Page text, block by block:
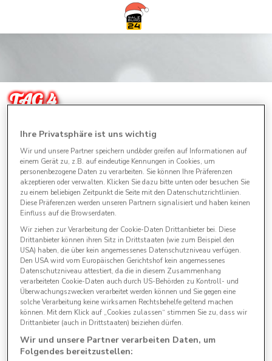
TAG 4
MACH MIT UND GEWINNE 2
TAGESSKIPÄSSE FÜR DIE
REITERALM / SCHLADMING!
Ihre Privatsphäre ist uns wichtig
Wir und unsere Partner speichern und/oder greifen auf Informationen auf
einem Gerät zu, z.B. auf eindeutige Kennungen in Cookies, um
personenbezogene Daten zu verarbeiten. Sie können Ihre Präferenzen
akzeptieren oder verwalten. Klicken Sie dazu bitte unten oder besuchen Sie
zu einem beliebigen Zeitpunkt die Seite mit den Datenschutzrichtlinien.
Diese Präferenzen werden unseren Partnern signalisiert und haben keinen
Einfluss auf die Browserdaten.
Wir ziehen zur Verarbeitung der Cookie-Daten Drittanbieter bei. Diese
Drittanbieter können ihren Sitz in Drittstaaten (wie zum Beispiel den
USA) haben, die über kein angemessenes Datenschutzniveau verfügen.
Den USA wird vom Europäischen Gerichtshof kein angemessenes
Datenschutzniveau attestiert, da die in diesem Zusammenhang
verarbeiteten Cookie-Daten auch durch US-Behörden zu Kontroll- und
Überwachungszwecken verarbeitet werden können und Sie gegen eine
solche Verarbeitung keine wirksamen Rechtsbehelfe geltend machen
können. Mit dem Klick auf „Cookies zulassen“ stimmen Sie zu, dass wir
Drittanbieter (auch in Drittstaaten) beiziehen dürfen.
Wir und unsere Partner verarbeiten Daten, um
Folgendes bereitzustellen: